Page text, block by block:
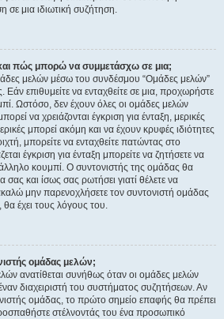
μια ιδιωτική συζήτηση.
πώς μπορώ να συμμετάσχω σε μια;
μελών μέσω του συνδέσμου “Ομάδες μελών”
επιθυμείτε να ενταχθείτε σε μια, προχωρήστε
Ωστόσο, δεν έχουν όλες οι ομάδες μελών
να χρειάζονται έγκριση για ένταξη, μερικές
μπορεί ακόμη και να έχουν κρυφές ιδιότητες
μπορείτε να ενταχθείτε πατώντας στο
έγκριση για ένταξη μπορείτε να ζητήσετε να
κουμπί. Ο συντονιστής της ομάδας θα
σας και ίσως σας ρωτήσει γιατί θέλετε να
μην παρενοχλήσετε τον συντονιστή ομάδας
έχει τους λόγους του.
ομάδας μελών;
ανατίθεται συνήθως όταν οι ομάδες μελών
διαχειριστή του συστήματος συζητήσεων. Αν
ομάδας, το πρώτο σημείο επαφής θα πρέπει
στέλνοντάς του ένα προσωπικό